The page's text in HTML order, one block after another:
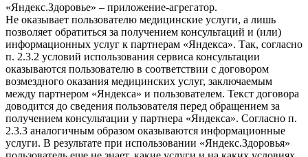
«Яндекс.Здоровье» – приложение-агрегатор.
Не оказывает пользователю медицинские услуги, а лишь
позволяет обратиться за получением консультаций и (или)
информационных услуг к партнерам «Яндекса». Так, согласно
п. 2.3.2 условий использования сервиса консультации
оказываются пользователю в соответствии с договором
возмездного оказания медицинских услуг, заключаемым
между партнером «Яндекса» и пользователем. Текст договора
доводится до сведения пользователя перед обращением за
получением консультации у партнера «Яндекса». Согласно п.
2.3.3 аналогичным образом оказываются информационные
услуги. В результате при использовании «Яндекс.Здоровья»